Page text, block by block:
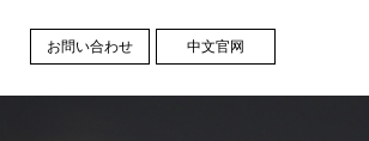
お問い合わせ 中文官网